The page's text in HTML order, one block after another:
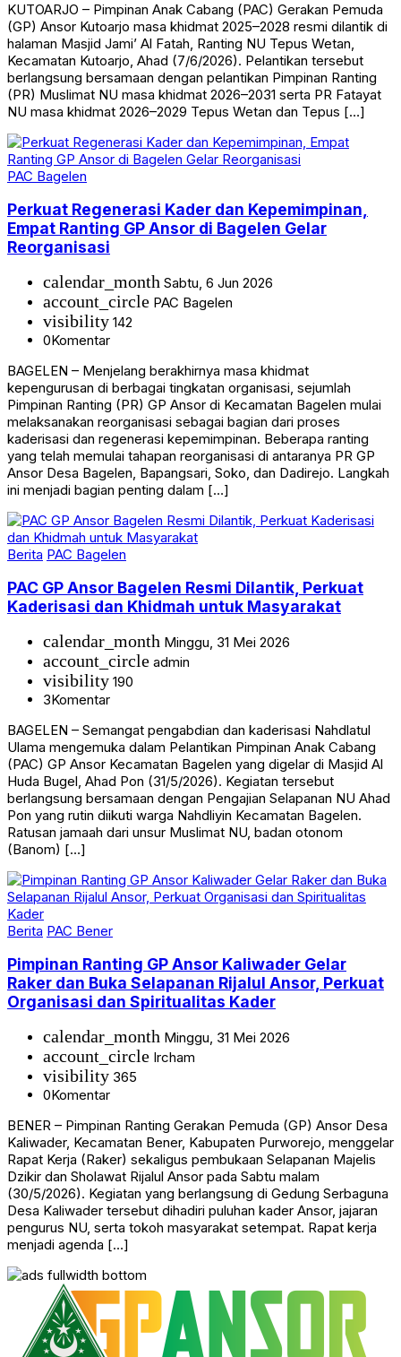
KUTOARJO – Pimpinan Anak Cabang (PAC) Gerakan Pemuda
(GP) Ansor Kutoarjo masa khidmat 2025–2028 resmi dilantik di
halaman Masjid Jami’ Al Fatah, Ranting NU Tepus Wetan,
Kecamatan Kutoarjo, Ahad (7/6/2026). Pelantikan tersebut
berlangsung bersamaan dengan pelantikan Pimpinan Ranting
(PR) Muslimat NU masa khidmat 2026–2031 serta PR Fatayat
NU masa khidmat 2026–2029 Tepus Wetan dan Tepus […]
PAC Bagelen
Perkuat Regenerasi Kader dan Kepemimpinan,
Empat Ranting GP Ansor di Bagelen Gelar
Reorganisasi
calendar_month Sabtu, 6 Jun 2026
account_circle PAC Bagelen
visibility 142
0Komentar
BAGELEN – Menjelang berakhirnya masa khidmat
kepengurusan di berbagai tingkatan organisasi, sejumlah
Pimpinan Ranting (PR) GP Ansor di Kecamatan Bagelen mulai
melaksanakan reorganisasi sebagai bagian dari proses
kaderisasi dan regenerasi kepemimpinan. Beberapa ranting
yang telah memulai tahapan reorganisasi di antaranya PR GP
Ansor Desa Bagelen, Bapangsari, Soko, dan Dadirejo. Langkah
ini menjadi bagian penting dalam […]
Berita PAC Bagelen
PAC GP Ansor Bagelen Resmi Dilantik, Perkuat
Kaderisasi dan Khidmah untuk Masyarakat
calendar_month Minggu, 31 Mei 2026
account_circle admin
visibility 190
3Komentar
BAGELEN – Semangat pengabdian dan kaderisasi Nahdlatul
Ulama mengemuka dalam Pelantikan Pimpinan Anak Cabang
(PAC) GP Ansor Kecamatan Bagelen yang digelar di Masjid Al
Huda Bugel, Ahad Pon (31/5/2026). Kegiatan tersebut
berlangsung bersamaan dengan Pengajian Selapanan NU Ahad
Pon yang rutin diikuti warga Nahdliyin Kecamatan Bagelen.
Ratusan jamaah dari unsur Muslimat NU, badan otonom
(Banom) […]
Berita PAC Bener
Pimpinan Ranting GP Ansor Kaliwader Gelar
Raker dan Buka Selapanan Rijalul Ansor, Perkuat
Organisasi dan Spiritualitas Kader
calendar_month Minggu, 31 Mei 2026
account_circle Ircham
visibility 365
0Komentar
BENER – Pimpinan Ranting Gerakan Pemuda (GP) Ansor Desa
Kaliwader, Kecamatan Bener, Kabupaten Purworejo, menggelar
Rapat Kerja (Raker) sekaligus pembukaan Selapanan Majelis
Dzikir dan Sholawat Rijalul Ansor pada Sabtu malam
(30/5/2026). Kegiatan yang berlangsung di Gedung Serbaguna
Desa Kaliwader tersebut dihadiri puluhan kader Ansor, jajaran
pengurus NU, serta tokoh masyarakat setempat. Rapat kerja
menjadi agenda […]